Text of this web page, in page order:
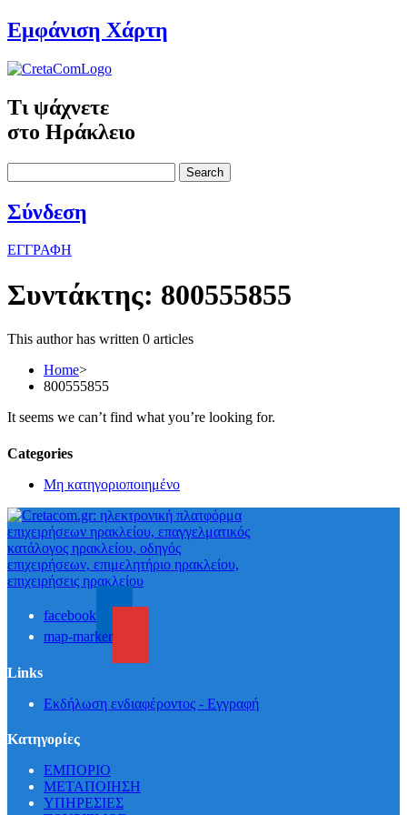
Εμφάνιση Χάρτη
Τι ψάχνετε
στο Ηράκλειο
Search
Σύνδεση
ΕΓΓΡΑΦΗ
Συντάκτης: 800555855
This author has written 0 articles
Home>
800555855
It seems we can’t find what you’re looking for.
Categories
Μη κατηγοριοποιημένο
facebook
map-marker
Links
Εκδήλωση ενδιαφέροντος - Εγγραφή
Κατηγορίες
ΕΜΠΟΡΙΟ
ΜΕΤΑΠΟΙΗΣΗ
ΥΠΗΡΕΣΙΕΣ